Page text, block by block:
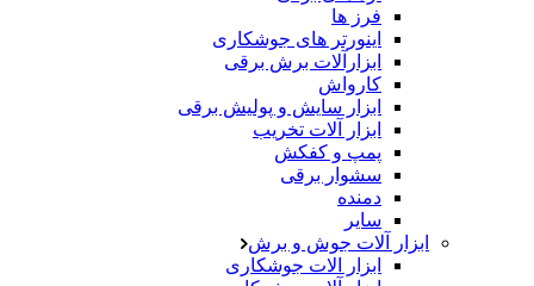
فرز ها
اینورتر های جوشکاری
ابزارآلات برش برقی
کارواش
ابزار سایش و پولیش برقی
ابزار آلات تخریب
پمپ و کفکش
سشوار برقی
دمنده
سایر
ابزار آلات جوش و برش
ابزار الات جوشکاری